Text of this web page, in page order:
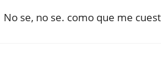
No se, no se. como que me